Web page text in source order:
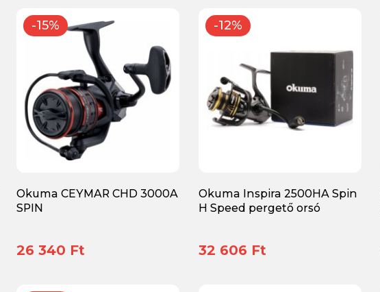
-15%
Okuma CEYMAR CHD 3000A
SPIN
26 340 Ft
-12%
Okuma Inspira 2500HA Spin
H Speed pergető orsó
32 606 Ft